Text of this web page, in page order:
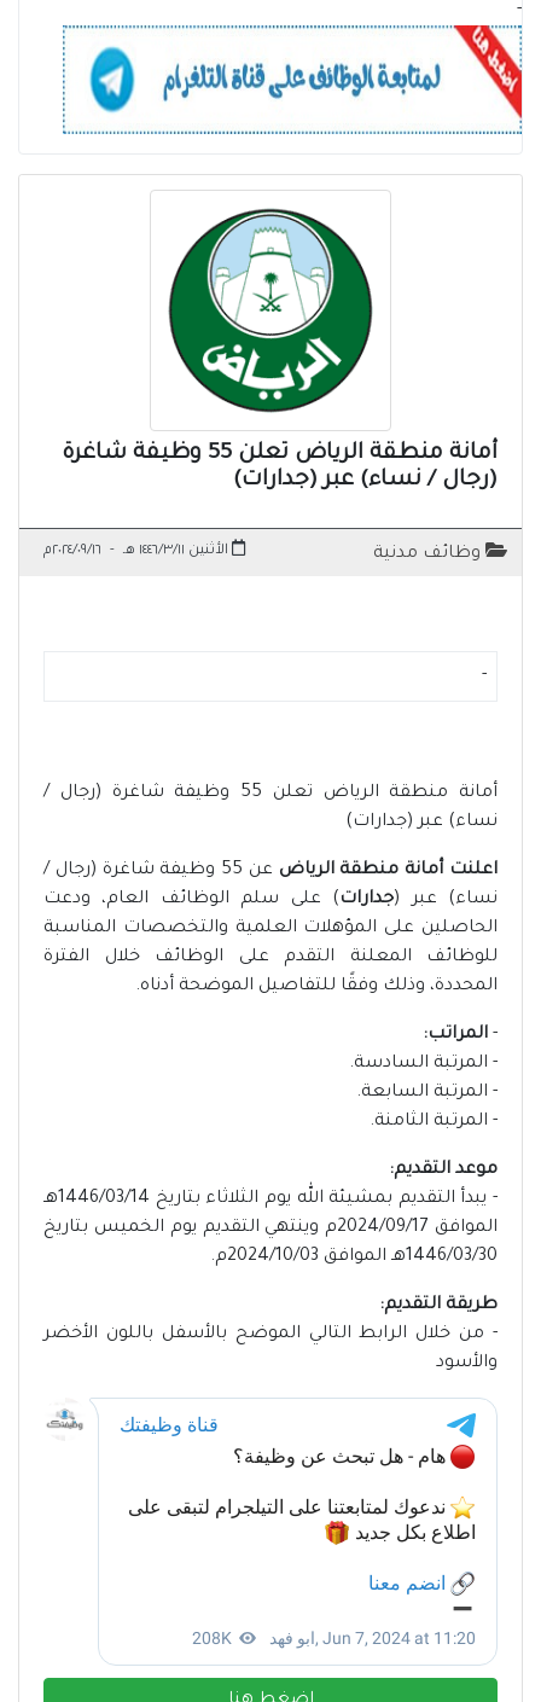
-
أمانة منطقة الرياض تعلن 55 وظيفة شاغرة
(رجال / نساء) عبر (جدارات)
وظائف مدنية الأثنين ١٤٤٦/٣/١١ هـ - ٢٠٢٤/٠٩/١٦م
-
أمانة منطقة الرياض تعلن 55 وظيفة شاغرة (رجال /
نساء) عبر (جدارات)
اعلنت أمانة منطقة الرياض
عن 55 وظيفة شاغرة (رجال /
نساء) عبر (جدارات) على سلم الوظائف العام، ودعت
الحاصلين على المؤهلات العلمية والتخصصات المناسبة
للوظائف المعلنة التقدم على الوظائف خلال الفترة
المحددة، وذلك وفقًا للتفاصيل الموضحة أدناه.
- المراتب:
- المرتبة السادسة.
- المرتبة السابعة.
- المرتبة الثامنة.
موعد التقديم:
- يبدأ التقديم بمشيئة الله يوم الثلاثاء بتاريخ 1446/03/14هـ
الموافق 2024/09/17م وينتهي التقديم يوم الخميس بتاريخ
1446/03/30هـ الموافق 2024/10/03م.
طريقة التقديم:
- من خلال الرابط التالي الموضح بالأسفل باللون الأخضر
والأسود